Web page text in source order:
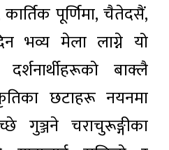
पूर्णिमा, चैतेदसैं,
भव्य मेला लाग्ने यो
बाक्लै
छटाहरू नयनमा
गुञ्जने चराचुरूङ्गीका